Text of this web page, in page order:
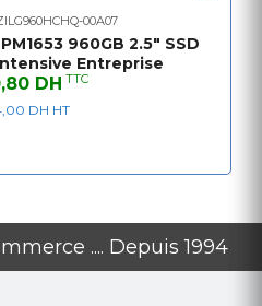
00A07
960GB 2.5" SSD
Entreprise
DH TTC
DH HT
.... Depuis 1994